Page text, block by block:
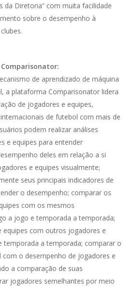
da Diretoria” com muita facilidade
sobre o desempenho à
de aprendizado de máquina
a plataforma Comparisonator lidera
de jogadores e equipes,
de futebol com mais de
podem realizar análises
e equipes para entender
deles em relação a si
e equipes visualmente;
seus principais indicadores de
o desempenho; comparar os
com os mesmos
a jogo e temporada a temporada;
equipes com outros jogadores e
temporada a temporada; comparar o
com o desempenho de jogadores e
a comparação de suas
jogadores semelhantes por meio